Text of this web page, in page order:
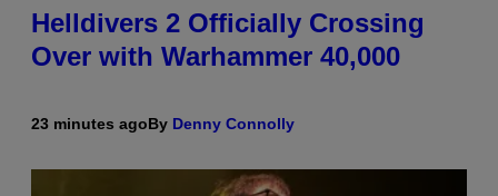
Helldivers 2 Officially Crossing
Over with Warhammer 40,000
23 minutes agoBy Denny Connolly